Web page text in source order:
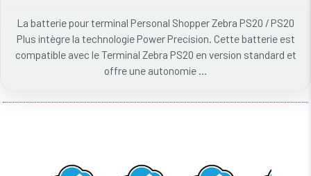
La batterie pour terminal Personal Shopper Zebra PS20 / PS20
Plus intègre la technologie Power Precision. Cette batterie est
compatible avec le Terminal Zebra PS20 en version standard et
offre une autonomie ...